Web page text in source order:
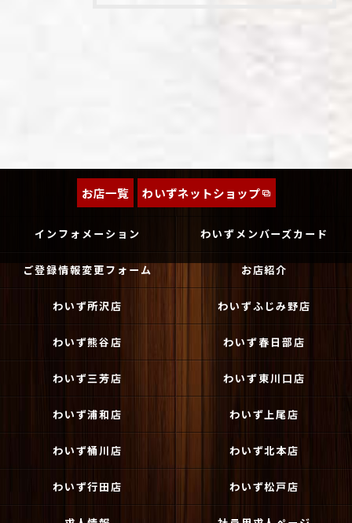
お店一覧 わいずネットショップ
インフォメーション わいずメンバーズカード
ご登録情報変更フォーム お店紹介
わいず所沢店 わいずふじみ野店
わいず熊谷店 わいず春日部店
わいず三芳店 わいず東川口店
わいず浦和店 わいず上尾店
わいず桶川店 わいず北本店
わいず行田店 わいず松戸店